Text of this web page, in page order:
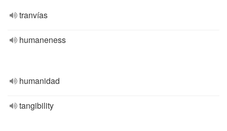
tranvías
humaneness
humanidad
tangibility